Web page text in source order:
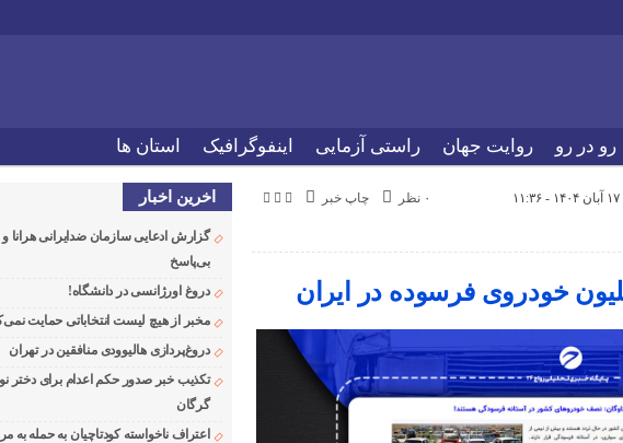
رو در رو روایت جهان راستی آزمایی اینفوگرافیک استان ها
چاپ خبر
۰ نظر
اخرین اخبار
گزارش ادعایی سازمان ضدایرانی
بی‌پاسخ
دروغ اورژانسی در دانشگاه!
مخبر از هیچ لیست انتخاباتی حمایت
دروغ‌پردازی هالیوودی منافقین در تهران
تکذیب خبر صدور حکم اعدام برای دختر
گرگان
اعتراف ناخواسته کودتاچیان به حمله به